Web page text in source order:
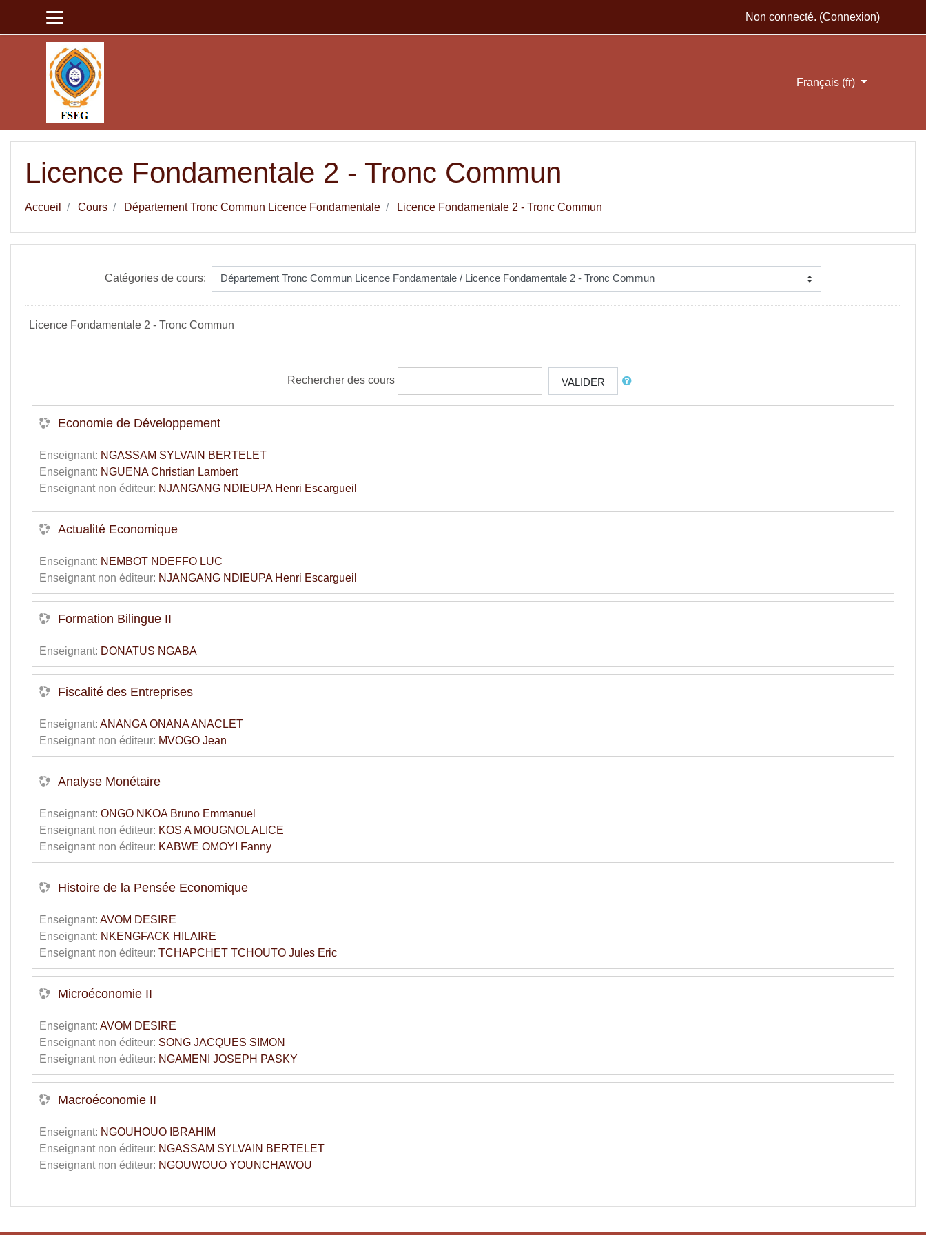
Non connecté. (Connexion)
Français ‎(fr)‎
Licence Fondamentale 2 - Tronc Commun
Accueil Cours Département Tronc Commun Licence Fondamentale Licence Fondamentale 2 - Tronc Commun
Catégories de cours:
Licence Fondamentale 2 - Tronc Commun
Rechercher des cours VALIDER
Economie de Développement
Enseignant: NGASSAM SYLVAIN BERTELET
Enseignant: NGUENA Christian Lambert
Enseignant non éditeur: NJANGANG NDIEUPA Henri Escargueil
Actualité Economique
Enseignant: NEMBOT NDEFFO LUC
Enseignant non éditeur: NJANGANG NDIEUPA Henri Escargueil
Formation Bilingue II
Enseignant: DONATUS NGABA
Fiscalité des Entreprises
Enseignant: ANANGA ONANA ANACLET
Enseignant non éditeur: MVOGO Jean
Analyse Monétaire
Enseignant: ONGO NKOA Bruno Emmanuel
Enseignant non éditeur: KOS A MOUGNOL ALICE
Enseignant non éditeur: KABWE OMOYI Fanny
Histoire de la Pensée Economique
Enseignant: AVOM DESIRE
Enseignant: NKENGFACK HILAIRE
Enseignant non éditeur: TCHAPCHET TCHOUTO Jules Eric
Microéconomie II
Enseignant: AVOM DESIRE
Enseignant non éditeur: SONG JACQUES SIMON
Enseignant non éditeur: NGAMENI JOSEPH PASKY
Macroéconomie II
Enseignant: NGOUHOUO IBRAHIM
Enseignant non éditeur: NGASSAM SYLVAIN BERTELET
Enseignant non éditeur: NGOUWOUO YOUNCHAWOU